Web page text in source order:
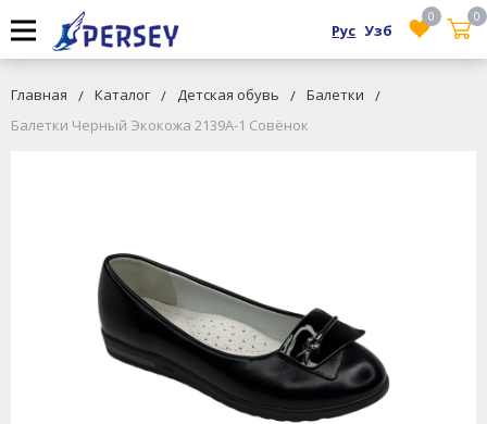
0
0
Рус Узб
Главная Каталог Детская обувь
Балетки
Балетки Черный Экокожа 2139A-1 Совёнок